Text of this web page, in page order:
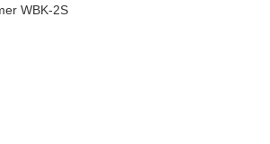
WBK-2S